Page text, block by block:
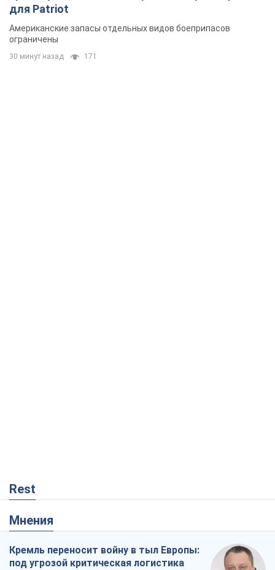
для Patriot
Американские запасы отдельных видов боеприпасов
ограничены
30 минут назад 171
Rest
Мнения
Кремль переносит войну в тыл Европы:
под угрозой критическая логистика